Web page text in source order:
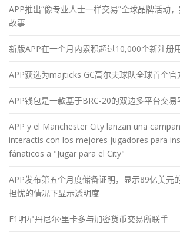
APP推出“像专业人士一样交易”全球品牌活动
故事
新版APP在一个月内累积超过10,000个新注册
APP获选为majticks GC高尔夫球队全球首个官
APP钱包是一款基于BRC-20的双边多平台交易
APP y el Manchester City lanzan una
interactis con los mejores jugadores para
fánaticos a "Jugar para el City"
APP发布第五个月度储备证明，显示89亿美元
担忧的情况下显示透明度
F1明星丹尼尔·里卡多与加密货币交易所联手